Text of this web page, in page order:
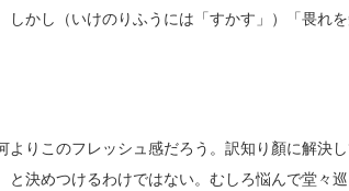
しかし（いけのりふうには「すかす」）「畏れ
りこのフレッシュ感だろう。訳知り顏に解決
決めつけるわけではない。むしろ悩んで堂々